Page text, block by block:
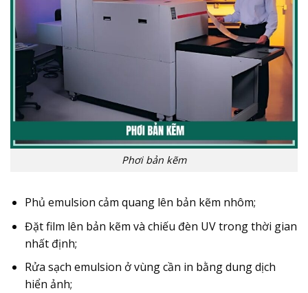
Phơi bản kẽm
Phủ emulsion cảm quang lên bản kẽm nhôm;
Đặt film lên bản kẽm và chiếu đèn UV trong thời gian
nhất định;
Rửa sạch emulsion ở vùng cần in bằng dung dịch
hiển ảnh;